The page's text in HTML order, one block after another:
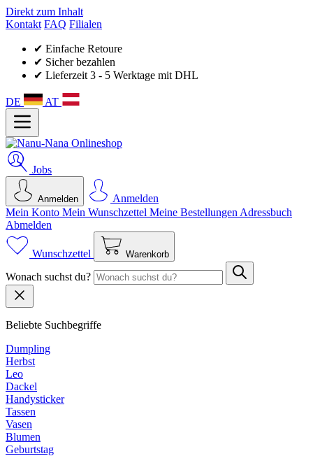
Direkt zum Inhalt
Kontakt FAQ Filialen
✔ Einfache Retoure
✔ Sicher bezahlen
✔ Lieferzeit 3 - 5 Werktage mit DHL
DE AT
Jobs
Anmelden
Anmelden
Mein Konto Mein Wunsch­zettel Meine Bestellungen Adressbuch
Abmelden
Wunschzettel Warenkorb
Wonach suchst du?
Beliebte Suchbegriffe
Dumpling
Herbst
Leo
Dackel
Handysticker
Tassen
Vasen
Blumen
Geburtstag